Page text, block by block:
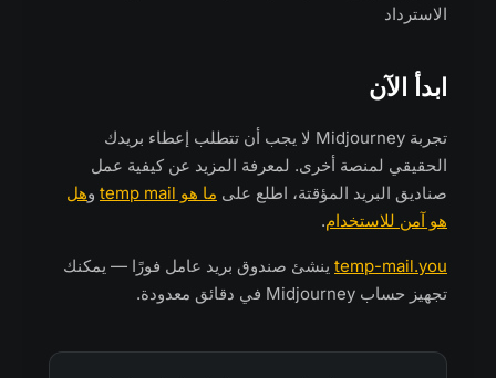
الاسترداد
ابدأ الآن
تجربة Midjourney لا يجب أن تتطلب إعطاء بريدك
الحقيقي لمنصة أخرى. لمعرفة المزيد عن كيفية عمل
صناديق البريد المؤقتة، اطلع على ما هو temp mail وهل
هو آمن للاستخدام.
temp-mail.you ينشئ صندوق بريد عامل فورًا — يمكنك
تجهيز حساب Midjourney في دقائق معدودة.